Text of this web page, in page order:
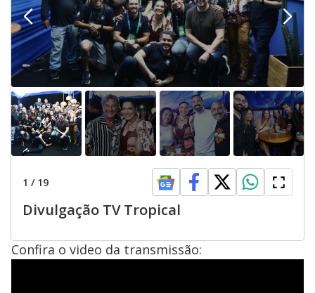
1 / 19
Divulgação TV Tropical
Confira o video da transmissão: